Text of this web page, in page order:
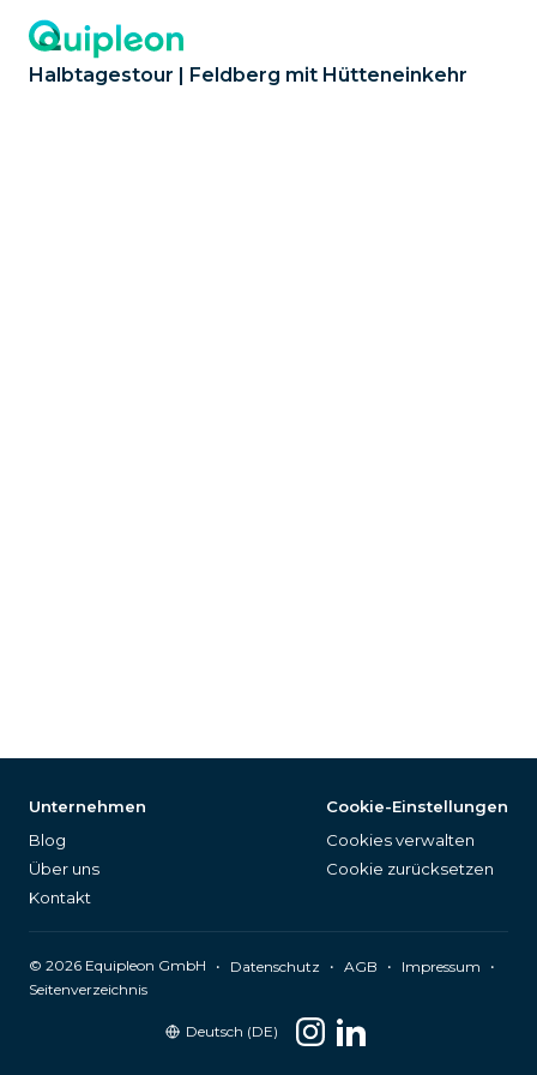
Halbtagestour | Feldberg mit Hütteneinkehr
Unternehmen
Blog
Über uns
Kontakt
Cookie-Einstellungen
Cookies verwalten
Cookie zurücksetzen
© 2026 Equipleon GmbH • Datenschutz • AGB • Impressum
•
Seitenverzeichnis
Deutsch (DE)